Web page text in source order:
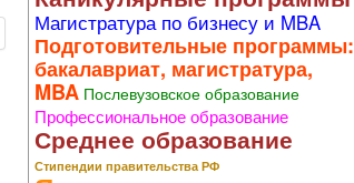
Магистратура по бизнесу и MBA
Подготовительные программы:
бакалавриат, магистратура,
MBA Послевузовское образование
Профессиональное образование
Среднее образование
Стипендии правительства РФ